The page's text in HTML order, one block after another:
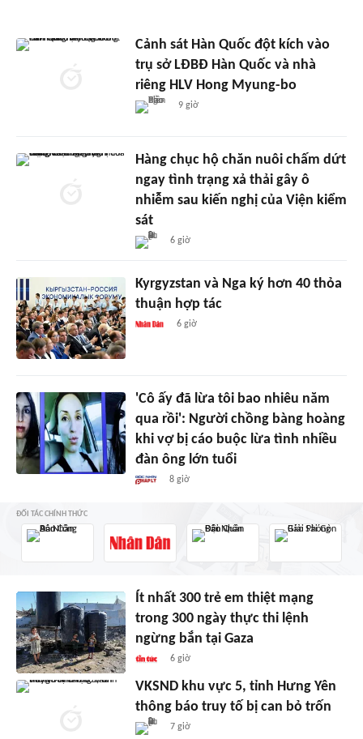
Cảnh sát Hàn Quốc đột kích vào
trụ sở LĐBĐ Hàn Quốc và nhà
riêng HLV Hong Myung-bo
9 giờ
Hàng chục hộ chăn nuôi chấm dứt
ngay tình trạng xả thải gây ô
nhiễm sau kiến nghị của Viện kiểm
sát
6 giờ
Kyrgyzstan và Nga ký hơn 40 thỏa
thuận hợp tác
6 giờ
'Cô ấy đã lừa tôi bao nhiêu năm
qua rồi': Người chồng bàng hoàng
khi vợ bị cáo buộc lừa tình nhiều
đàn ông lớn tuổi
8 giờ
ĐỐI TÁC CHÍNH THỨC
Ít nhất 300 trẻ em thiệt mạng
trong 300 ngày thực thi lệnh
ngừng bắn tại Gaza
6 giờ
VKSND khu vực 5, tỉnh Hưng Yên
thông báo truy tố bị can bỏ trốn
7 giờ